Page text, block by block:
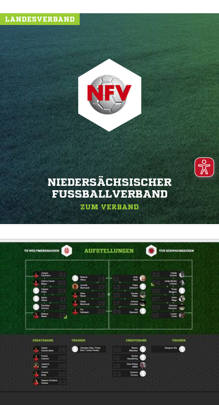
LANDESVERBAND
NIEDERSÄCHSISCHER
FUSSBALLVERBAND
ZUM VERBAND